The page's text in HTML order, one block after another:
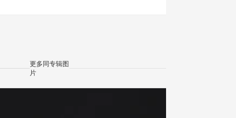
更多同专辑图
片